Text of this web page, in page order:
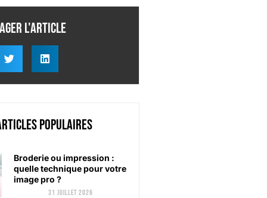
l'article
populaires
Broderie ou impression :
quelle technique pour votre
image pro ?
31 juillet 2026